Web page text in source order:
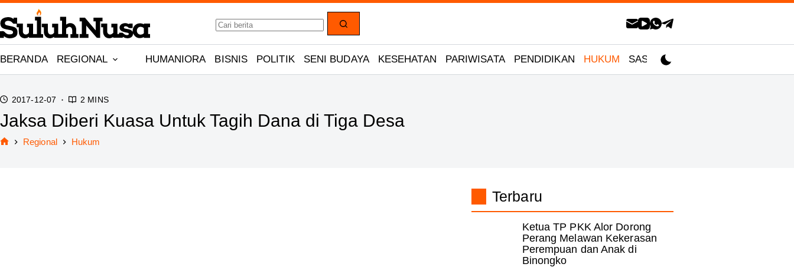
Skip
to
content
No
results
BERANDA REGIONAL HUMANIORA BISNIS POLITIK SENI BUDAYA KESEHATAN PARIWISATA PENDIDIKAN HUKUM SASTRA
2017-12-07 2 MINS
Jaksa Diberi Kuasa Untuk Tagih Dana di Tiga Desa
Regional Hukum
Terbaru
Ketua TP PKK Alor Dorong
Perang Melawan Kekerasan
Perempuan dan Anak di
Binongko